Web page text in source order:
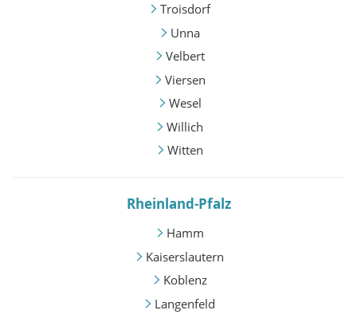
Troisdorf
Unna
Velbert
Viersen
Wesel
Willich
Witten
Rheinland-Pfalz
Hamm
Kaiserslautern
Koblenz
Langenfeld